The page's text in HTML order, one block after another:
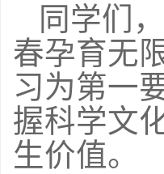
同学们
春孕育无
习为第一
握科学文
生价值。